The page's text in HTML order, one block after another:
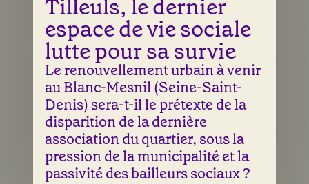
Tilleuls, le dernier
espace de vie sociale
lutte pour sa survie
Le renouvellement urbain à venir
au Blanc-Mesnil (Seine-Saint-
Denis) sera-t-il le prétexte de la
disparition de la dernière
association du quartier, sous la
pression de la municipalité et la
passivité des bailleurs sociaux ?